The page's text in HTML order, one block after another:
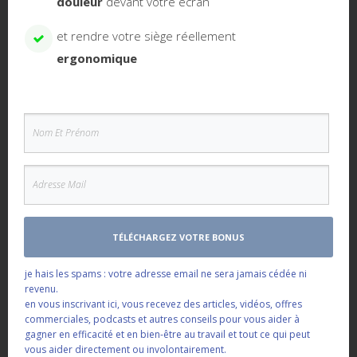
adoptez uneposition allongéeou semi-inclinée
pour maximiser les bienfaits de la sieste. En position
supporter votre cou
pendant votre sieste.
et rendre votre siège réellement
ergonomique
TÉLÉCHARGEZ VOTRE BONUS
je hais les spams : votre adresse email ne sera jamais cédée ni
revenu.
en vous inscrivant ici, vous recevez des articles, vidéos, offres
commerciales, podcasts et autres conseils pour vous aider à
gagner en efficacité et en bien-être au travail et tout ce qui peut
vous aider directement ou involontairement.